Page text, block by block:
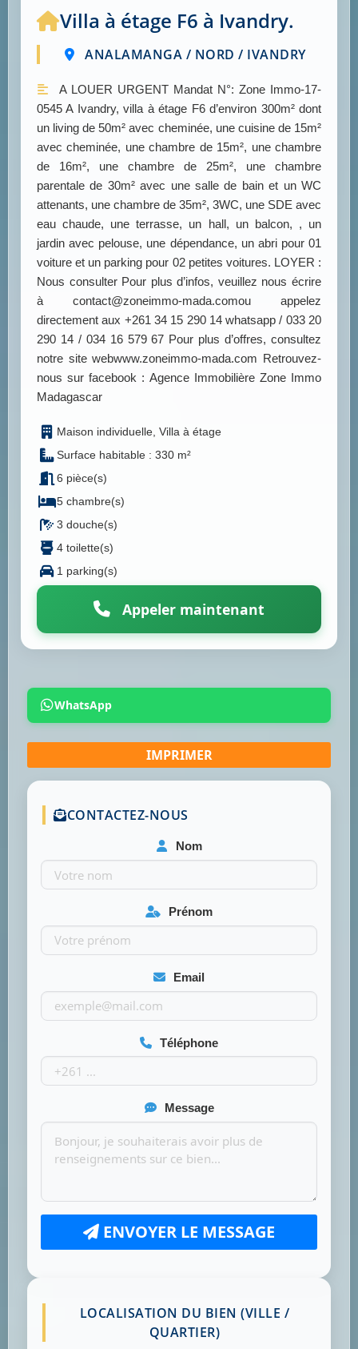
Villa à étage F6 à Ivandry.
ANALAMANGA / NORD / IVANDRY
A LOUER URGENT Mandat N°: Zone Immo-17-
0545 A Ivandry, villa à étage F6 d’environ 300m² dont
un living de 50m² avec cheminée, une cuisine de 15m²
avec cheminée, une chambre de 15m², une chambre
de 16m², une chambre de 25m², une chambre
parentale de 30m² avec une salle de bain et un WC
attenants, une chambre de 35m², 3WC, une SDE avec
eau chaude, une terrasse, un hall, un balcon, , un
jardin avec pelouse, une dépendance, un abri pour 01
voiture et un parking pour 02 petites voitures. LOYER :
Nous consulter Pour plus d’infos, veuillez nous écrire
à contact@zoneimmo-mada.comou appelez
directement aux +261 34 15 290 14 whatsapp / 033 20
290 14 / 034 16 579 67 Pour plus d’offres, consultez
notre site webwww.zoneimmo-mada.com Retrouvez-
nous sur facebook : Agence Immobilière Zone Immo
Madagascar
Maison individuelle, Villa à étage
Surface habitable : 330 m²
6 pièce(s)
5 chambre(s)
3 douche(s)
4 toilette(s)
1 parking(s)
Appeler maintenant
WhatsApp
CONTACTEZ-NOUS
Nom
Prénom
Email
Téléphone
Message
ENVOYER LE MESSAGE
LOCALISATION DU BIEN (VILLE /
QUARTIER)